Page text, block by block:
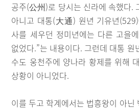
공주(公州)로 당시는 신라에 속했다.
아니고 대통(大通) 원년 기유년
사를 세우던 정미년에는 다른 고을
없었다.”는 내용이다. 그런데 대통 원
수도 웅천주에 양나라 황제를 위해
상황이 아니었다.
이를 두고 학계에서는 법흥왕이 아닌